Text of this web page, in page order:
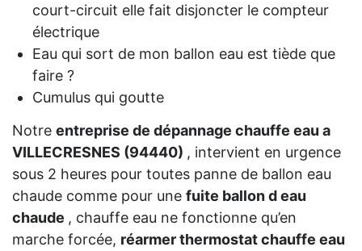
court-circuit elle fait disjoncter le compteur
électrique
Eau qui sort de mon ballon eau est tiède que
faire ?
Cumulus qui goutte
Notre entreprise de dépannage chauffe eau a
VILLECRESNES (94440) , intervient en urgence
sous 2 heures pour toutes panne de ballon eau
chaude comme pour une fuite ballon d eau
chaude , chauffe eau ne fonctionne qu’en
marche forcée, réarmer thermostat chauffe eau